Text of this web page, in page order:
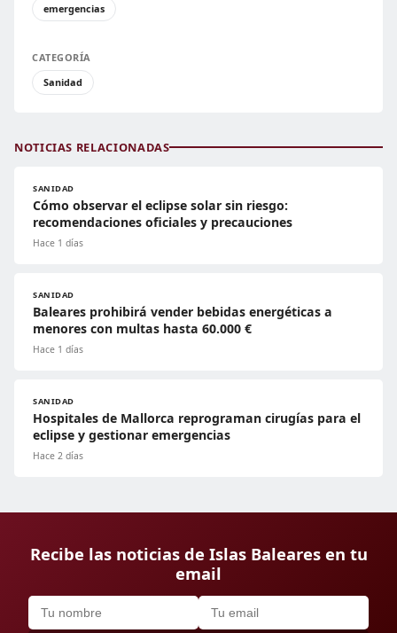
emergencias
CATEGORÍA
Sanidad
NOTICIAS RELACIONADAS
SANIDAD
Cómo observar el eclipse solar sin riesgo:
recomendaciones oficiales y precauciones
Hace 1 días
SANIDAD
Baleares prohibirá vender bebidas energéticas a
menores con multas hasta 60.000 €
Hace 1 días
SANIDAD
Hospitales de Mallorca reprograman cirugías para el
eclipse y gestionar emergencias
Hace 2 días
Recibe las noticias de Islas Baleares en tu
email